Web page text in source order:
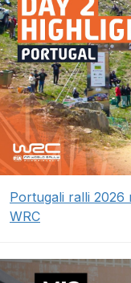
Portugali ralli 2026
WRC